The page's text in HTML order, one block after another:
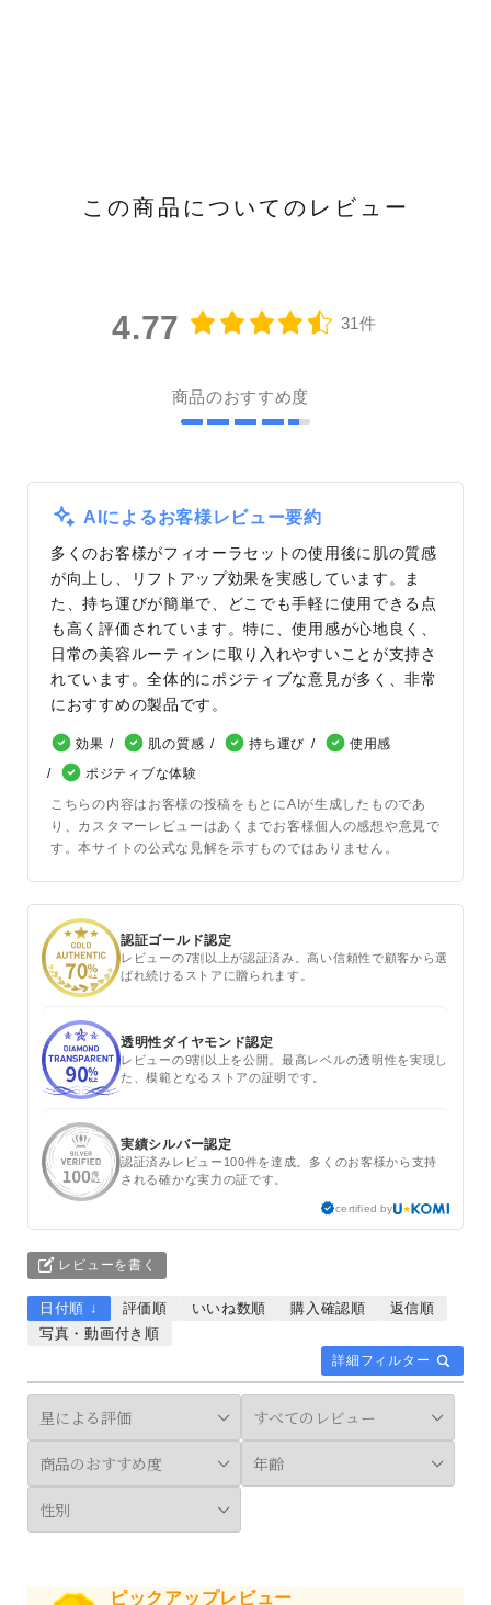
この商品についてのレビュー
4.77 31件
商品のおすすめ度
AIによるお客様レビュー要約
多くのお客様がフィオーラセットの使用後に肌の質感
が向上し、リフトアップ効果を実感しています。ま
た、持ち運びが簡単で、どこでも手軽に使用できる点
も高く評価されています。特に、使用感が心地良く、
日常の美容ルーティンに取り入れやすいことが支持さ
れています。全体的にポジティブな意見が多く、非常
におすすめの製品です。
効果 肌の質感 持ち運び
使用感
ポジティブな体験
こちらの内容はお客様の投稿をもとにAIが生成したものであ
り、カスタマーレビューはあくまでお客様個人の感想や意見で
す。本サイトの公式な見解を示すものではありません。
認証ゴールド認定
レビューの7割以上が認証済み。高い信頼性で顧客から選
ばれ続けるストアに贈られます。
透明性ダイヤモンド認定
レビューの9割以上を公開。最高レベルの透明性を実現し
た、模範となるストアの証明です。
実績シルバー認定
認証済みレビュー100件を達成。多くのお客様から支持
される確かな実力の証です。
certified by
レビューを書く
詳細フィルター
日付順 ↓ 評価順 いいね数順 購入確認順
返信順
写真・動画付き順
ピックアップレビュー